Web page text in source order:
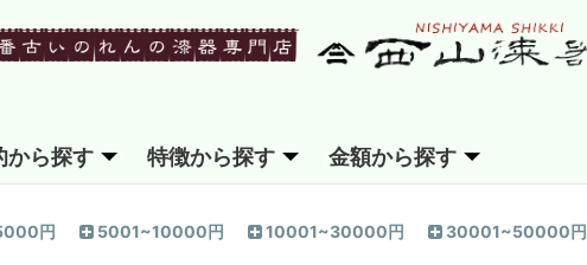
から探す 特徴から探す 金額から探す
円 5001~10000円 10001~30000円 30001~50000円